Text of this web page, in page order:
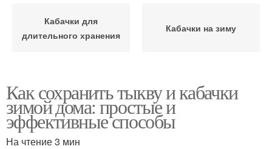
Кабачки для
длительного хранения
Кабачки на зиму
Как сохранить тыкву и кабачки
зимой дома: простые и
эффективные способы
На чтение 3 мин